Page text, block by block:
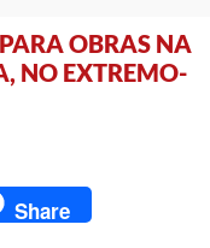
OBRAS NA
NO EXTREMO-
Share